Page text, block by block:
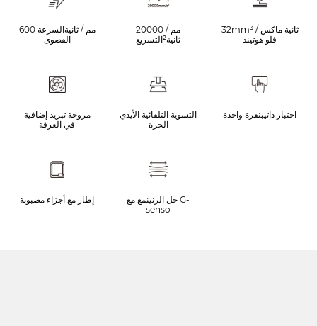
600 مم / ثانيةالسرعة
القصوى
20000 مم /
ثانية²التسريع
32mm³ / ثانية ماكس
فلو هوتيند
مروحة تبريد إضافية
في الغرفة
التسوية التلقائية الأيدي
الحرة
اختبار ذاتيبنقرة واحدة
إطار مع أجزاء مصبوبة
حل الرنينمع مع G-
senso